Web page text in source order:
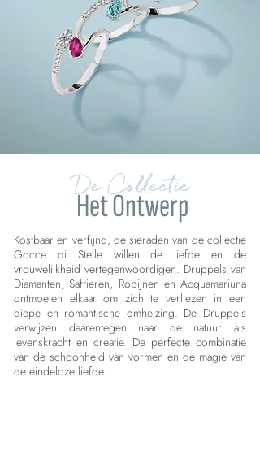
De Collectie
Het Ontwerp
Kostbaar en verfijnd, de sieraden van de collectie
Gocce di Stelle willen de liefde en de
vrouwelijkheid vertegenwoordigen. Druppels van
Diamanten, Saffieren, Robijnen en Acquamariuna
ontmoeten elkaar om zich te verliezen in een
diepe en romantische omhelzing. De Druppels
verwijzen daarentegen naar de natuur als
levenskracht en creatie. De perfecte combinatie
van de schoonheid van vormen en de magie van
de eindeloze liefde.